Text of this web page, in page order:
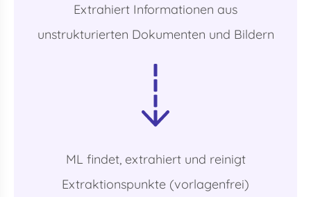
Extrahiert Informationen aus
unstrukturierten Dokumenten und Bildern
ML findet, extrahiert und reinigt
Extraktionspunkte (vorlagenfrei)